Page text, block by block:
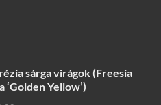
sárga virágok (Freesia
‘Golden Yellow’)